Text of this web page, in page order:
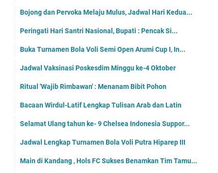
Bojong dan Pervoka Melaju Mulus, Jadwal Hari Kedua...
Peringati Hari Santri Nasional, Bupati : Pencak Si...
Buka Turnamen Bola Voli Semi Open Arumi Cup I, In...
Jadwal Vaksinasi Poskesdim Minggu ke-4 Oktober
Ritual 'Wajib Rimbawan' : Menanam Bibit Pohon
Bacaan Wirdul-Latif Lengkap Tulisan Arab dan Latin
Selamat Ulang tahun ke- 9 Chelsea Indonesia Suppor...
Jadwal Lengkap Turnamen Bola Voli Putra Hiparep III
Main di Kandang , Hols FC Sukses Benamkan Tim Tamu...